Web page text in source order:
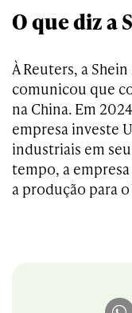
O que diz a
À Reuters, a
comunicou que
na China. Em
empresa investe
industriais em
tempo, a
a produção para